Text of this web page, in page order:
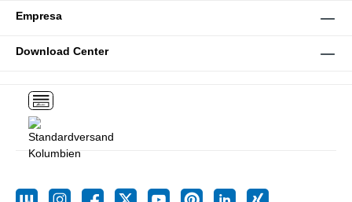
Empresa
Download Center